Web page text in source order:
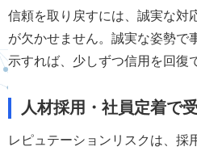
信頼を取り戻すには、誠実な対
が欠かせません。誠実な姿勢で
示すれば、少しずつ信用を回復
人材採用・社員定着で
レピュテーションリスクは、採